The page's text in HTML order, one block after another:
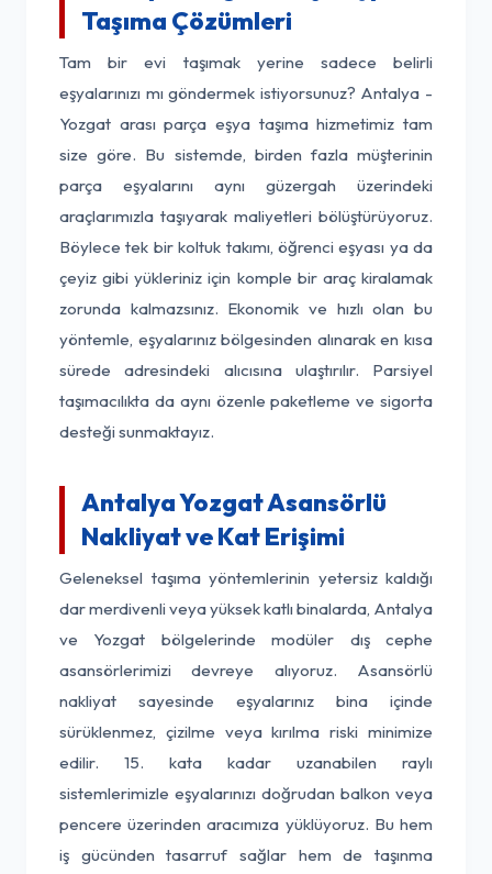
Taşıma Çözümleri
Tam bir evi taşımak yerine sadece belirli
eşyalarınızı mı göndermek istiyorsunuz? Antalya -
Yozgat arası parça eşya taşıma hizmetimiz tam
size göre. Bu sistemde, birden fazla müşterinin
parça eşyalarını aynı güzergah üzerindeki
araçlarımızla taşıyarak maliyetleri bölüştürüyoruz.
Böylece tek bir koltuk takımı, öğrenci eşyası ya da
çeyiz gibi yükleriniz için komple bir araç kiralamak
zorunda kalmazsınız. Ekonomik ve hızlı olan bu
yöntemle, eşyalarınız bölgesinden alınarak en kısa
sürede adresindeki alıcısına ulaştırılır. Parsiyel
taşımacılıkta da aynı özenle paketleme ve sigorta
desteği sunmaktayız.
Antalya Yozgat Asansörlü
Nakliyat ve Kat Erişimi
Geleneksel taşıma yöntemlerinin yetersiz kaldığı
dar merdivenli veya yüksek katlı binalarda, Antalya
ve Yozgat bölgelerinde modüler dış cephe
asansörlerimizi devreye alıyoruz. Asansörlü
nakliyat sayesinde eşyalarınız bina içinde
sürüklenmez, çizilme veya kırılma riski minimize
edilir. 15. kata kadar uzanabilen raylı
sistemlerimizle eşyalarınızı doğrudan balkon veya
pencere üzerinden aracımıza yüklüyoruz. Bu hem
iş gücünden tasarruf sağlar hem de taşınma